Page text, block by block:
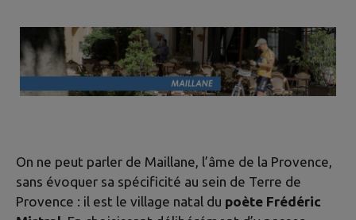
On ne peut parler de Maillane, l’âme de la Provence,
sans évoquer sa spécificité au sein de Terre de
Provence : il est le village natal du poète Frédéric